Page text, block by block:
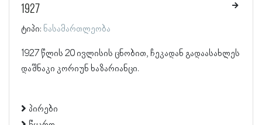
1927
ტიპი: ნასამართლეობა
1927 წლის 20 ივლისის ცნობით, ჩეკადან გადაასახლეს
დაშნაკი კორიუნ ხაზარიანცი.
პირები